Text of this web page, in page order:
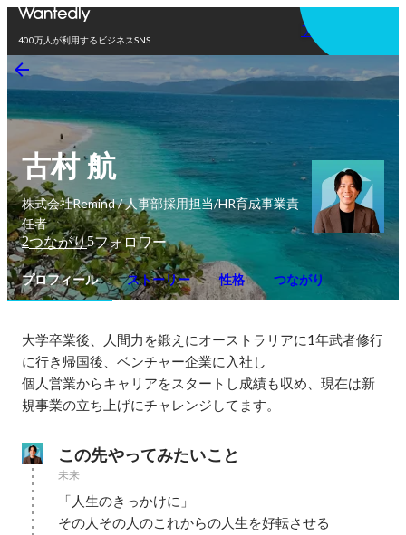
400万人が利用するビジネスSNS
アプリを使う
古村 航
株式会社Remind / 人事部採用担当/HR育成事業責
任者
2つながり5フォロワー
プロフィール ストーリー 性格 つながり
大学卒業後、人間力を鍛えにオーストラリアに1年武者修行
に行き帰国後、ベンチャー企業に入社し
個人営業からキャリアをスタートし成績も収め、現在は新
規事業の立ち上げにチャレンジしてます。
この先やってみたいこと
未来
「人生のきっかけに」
その人その人のこれからの人生を好転させる